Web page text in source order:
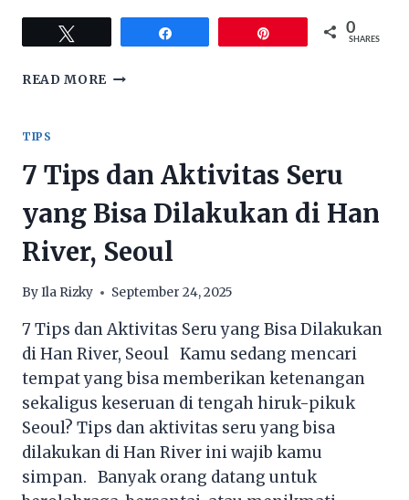
0
SHARES
READ MORE CARA
TIPS
7 Tips dan Aktivitas Seru
yang Bisa Dilakukan di Han
River, Seoul
ByIla Rizky September 24, 2025
7 Tips dan Aktivitas Seru yang Bisa Dilakukan
di Han River, Seoul Kamu sedang mencari
tempat yang bisa memberikan ketenangan
sekaligus keseruan di tengah hiruk-pikuk
Seoul? Tips dan aktivitas seru yang bisa
dilakukan di Han River ini wajib kamu
simpan. Banyak orang datang untuk